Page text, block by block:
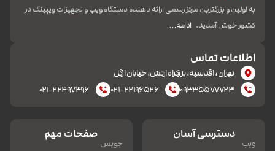
به اولین و بزرگترین مرکز رسمی ارائه دهنده دستگاه ویپ و تجهیزات ویپینگ در
کشور خوش آمدید. ادامه…
اطلاعات تماس
تهران، اقدسیه، بزرکراه ارتش، خیابان ازگل
۰۹۳۳۵۵۷۷۷۲۳
۰۲۱-۲۲۱۹۶۵۲۶ ۰۲۱-۲۲۴۹۷۴۹۶
دسترسی آسان
ویپ
صفحات مهم
جویس